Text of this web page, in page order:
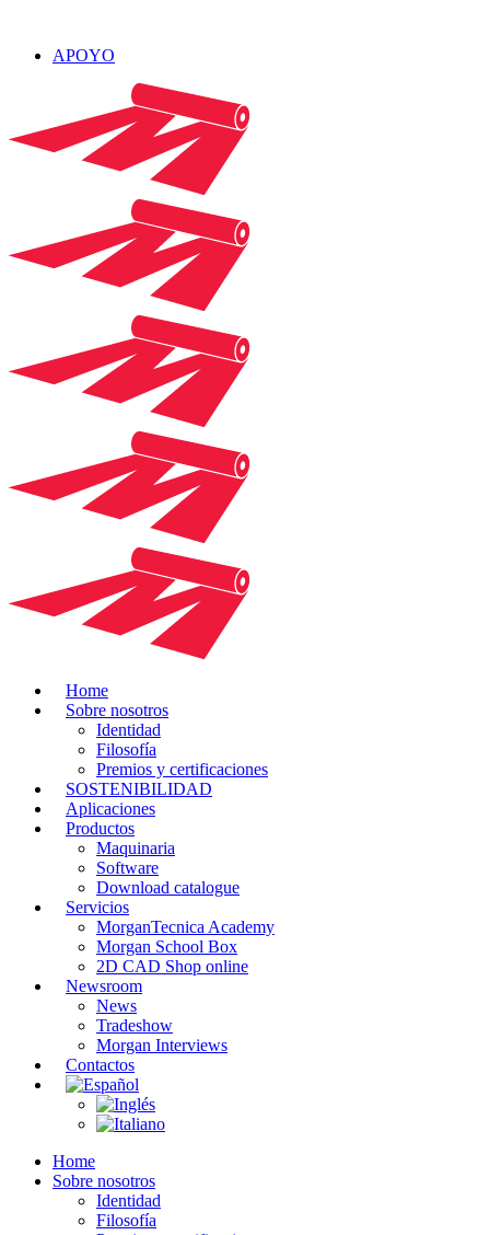
APOYO
Home
Sobre nosotros
Identidad
Filosofía
Premios y certificaciones
SOSTENIBILIDAD
Aplicaciones
Productos
Maquinaria
Software
Download catalogue
Servicios
MorganTecnica Academy
Morgan School Box
2D CAD Shop online
Newsroom
News
Tradeshow
Morgan Interviews
Contactos
Home
Sobre nosotros
Identidad
Filosofía